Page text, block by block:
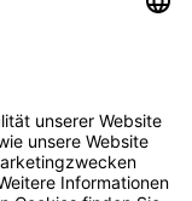
sich in einem neuen
neuen Tab Führt